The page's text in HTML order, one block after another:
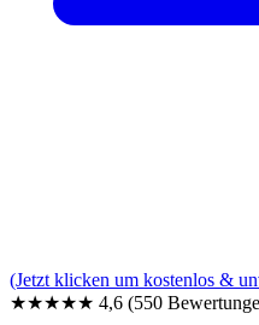
(Jetzt klicken um kostenlos &
★★★★★ 4,6 (550